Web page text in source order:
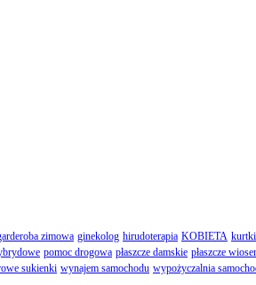
zimowa ginekolog hirudoterapia KOBIETA
pomoc drogowa płaszcze damskie płaszcze
sukienki wynajem samochodu wypożyczalnia